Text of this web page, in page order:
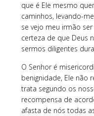
que é Ele mesmo
caminhos, levando-
se vejo meu irmão
certeza de que Deus
sermos diligentes
O Senhor é
benignidade, Ele não
trata segundo os
recompensa de
afasta de nós todas